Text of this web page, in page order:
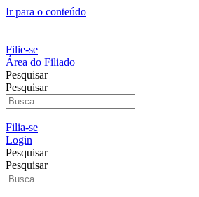
Ir para o conteúdo
Filie-se
Área do Filiado
Pesquisar
Pesquisar
Filia-se
Login
Pesquisar
Pesquisar